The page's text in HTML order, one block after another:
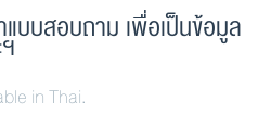
บบสอบถาม เพื่อเป็นข้อมูล
in Thai.